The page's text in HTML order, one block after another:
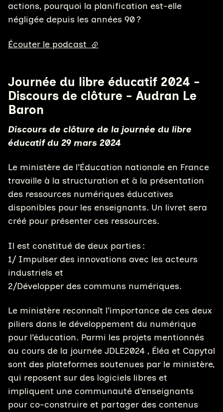
actions, pourquoi la planification est-elle
négligée depuis les années 90 ?
Écouter le podcast (lien externe)
Journée du libre éducatif 2024 -
Discours de clôture - Audran Le
Baron
Discours de clôture de la journée du libre
éducatif du 29 mars 2024
Le ministère de l’Éducation nationale en France
travaille à la structuration et à la présentation
des ressources numériques éducatives
disponibles pour les enseignants. Un livret sera
créé pour présenter ces ressources.
Il est constitué de deux parties :
1/ Impulser des innovations avec les acteurs
industriels et
2/Développer des communs numériques.
Le ministère reconnaît l’importance de ces deux
piliers dans le développement du numérique
pour l’éducation. Parmi les projets mentionnés
au cours de la journée JDLE2024 , Éléa et Capytal
sont des plateformes soutenues par le ministère,
qui reposent sur des logiciels libres et
impliquent une communauté d’enseignants
pour co-construire et partager des contenus